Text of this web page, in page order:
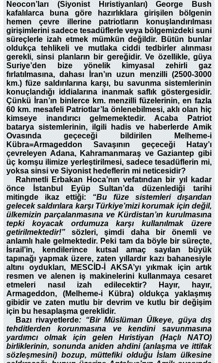
Neocon’ları (Siyonist Hıristiyanları) George Bush
kafalılarca buna göre hazırlıklara girişilen bölgenin
hemen çevre illerine patriotların konuşlandırılması
girişimlerini sadece tesadüflerle veya bölgemizdeki suni
süreçlerle izah etmek mümkün değildir. Bütün bunlar
oldukça tehlikeli ve mutlaka ciddi tedbirler alınması
gerekli, sinsi planların bir gereğidir. Ve özellikle, güya
Suriye’den bize yönelik kimyasal zehirli gaz
fırlatılmasına, dahası İran’ın uzun menzilli (2500-3000
km.) füze saldırılarına karşı, bu savunma sistemlerinin
konuçlandığı iddialarına inanmak saflık göstergesidir.
Çünkü İran’ın binlerce km. menzilli füzelerinin, en fazla
60 km. mesafeli Patriotlar’la önlenebilmesi, aklı olan hiç
kimseye inandırıcı gelmemektedir. Acaba Patriot
batarya sistemlerinin, ilgili hadis ve haberlerde Amik
Ovasında geçeceği bildirilen Melheme-i
Kübra=Armageddon Savaşının geçeceği Hatay’ı
çevreleyen Adana, Kahramanmaraş ve Gaziantep gibi
üç komşu ilimize yerleştirilmesi, sadece tesadüflerin mi,
yoksa sinsi ve Siyonist hedeflerin mi neticesidir?
Rahmetli Erbakan Hoca’nın vefatından bir yıl kadar
önce İstanbul Eyüp Sultan’da düzenlediği tarihi
mitingde ikaz ettiği: “Bu füze sistemleri dışarıdan
gelecek saldırılara karşı Türkiye’mizi korumak için değil,
ülkemizin parçalanmasına ve Kürdistan’ın kurulmasına
tepki koyacak ordumuza karşı kullanılmak üzere
getirilmektedir!” sözleri, şimdi daha bir önemli ve
anlamlı hale gelmektedir. Peki tam da böyle bir süreçte,
İsrail’in, kendilerince kutsal amaç sayılan büyük
tapınağı yapmak üzere, zaten yıllardır kazı bahanesiyle
altını oydukları, MESCİD-İ AKSA’yı yıkmak için artık
resmen ve alenen iş makinelerini kullanmaya cesaret
etmeleri nasıl izah edilecektir? Hayır, hayır,
Armageddon, (Melheme-i Kübra) oldukça yaklaşmış
gibidir ve zaten mutlu bir devrim ve kutlu bir değişim
için bu hesaplaşma gereklidir.
Bazı rivayetlerde: “Bir Müslüman Ülkeye, güya dış
tehditlerden korunmasına ve kendini savunmasına
yardımcı olmak için gelen Hıristiyan (Haçlı NATO)
birliklerinin, sonunda aniden ahdini (anlaşma ve ittifak
sözleşmesini) bozup, müttefiki olduğu İslam ülkesine